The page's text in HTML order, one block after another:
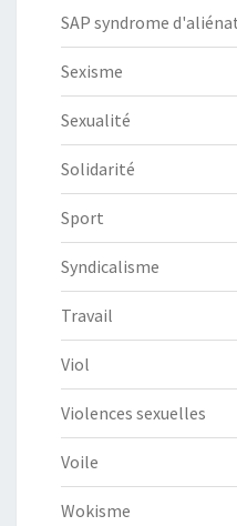
SAP syndrome
Sexisme
Sexualité
Solidarité
Sport
Syndicalisme
Travail
Viol
Violences sexuelles
Voile
Wokisme